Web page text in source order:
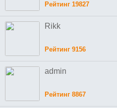
Рейтинг 19827
Rikk
Рейтинг 9156
admin
Рейтинг 8867